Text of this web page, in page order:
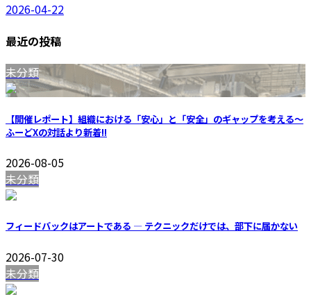
2026-04-22
最近の投稿
未分類
【開催レポート】組織における「安心」と「安全」のギャップを考える〜
ふーどXの対話より新着!!
2026-08-05
未分類
フィードバックはアートである — テクニックだけでは、部下に届かない
2026-07-30
未分類